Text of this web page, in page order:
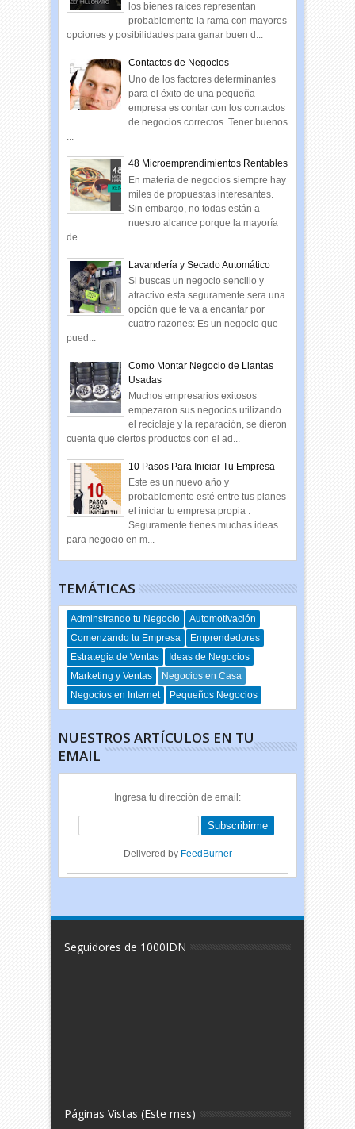
los bienes raíces representan
probablemente la rama con mayores
opciones y posibilidades para ganar buen d...
Contactos de Negocios
Uno de los factores determinantes
para el éxito de una pequeña
empresa es contar con los contactos
de negocios correctos. Tener buenos
48 Microemprendimientos Rentables
En materia de negocios siempre hay
miles de propuestas interesantes.
Sin embargo, no todas están a
nuestro alcance porque la mayoría
de...
Lavandería y Secado Automático
Si buscas un negocio sencillo y
atractivo esta seguramente sera una
opción que te va a encantar por
cuatro razones: Es un negocio que
pued...
Como Montar Negocio de Llantas
Usadas
Muchos empresarios exitosos
empezaron sus negocios utilizando
el reciclaje y la reparación, se dieron
cuenta que ciertos productos con el ad...
10 Pasos Para Iniciar Tu Empresa
Este es un nuevo año y
probablemente esté entre tus planes
el iniciar tu empresa propia .
Seguramente tienes muchas ideas
para negocio en m...
TEMÁTICAS
Adminstrando tu Negocio
Automotivación
Comenzando tu Empresa
Emprendedores
Estrategia de Ventas
Ideas de Negocios
Marketing y Ventas
Negocios en Casa
Negocios en Internet
Pequeños Negocios
NUESTROS ARTÍCULOS EN TU
EMAIL
Ingresa tu dirección de email:
Delivered by FeedBurner
Seguidores de 1000IDN
Páginas Vistas (Este mes)